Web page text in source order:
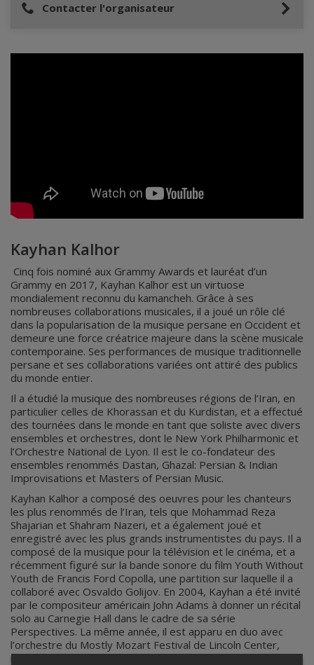
Contacter l'organisateur
Kayhan Kalhor
Cinq fois nominé aux Grammy Awards et lauréat d’un
Grammy en 2017, Kayhan Kalhor est un virtuose
mondialement reconnu du kamancheh. Grâce à ses
nombreuses collaborations musicales, il a joué un rôle clé
dans la popularisation de la musique persane en Occident et
demeure une force créatrice majeure dans la scène musicale
contemporaine. Ses performances de musique traditionnelle
persane et ses collaborations variées ont attiré des publics
du monde entier.
Il a étudié la musique des nombreuses régions de l’Iran, en
particulier celles de Khorassan et du Kurdistan, et a effectué
des tournées dans le monde en tant que soliste avec divers
ensembles et orchestres, dont le New York Philharmonic et
l’Orchestre National de Lyon. Il est le co-fondateur des
ensembles renommés Dastan, Ghazal: Persian & Indian
Improvisations et Masters of Persian Music.
Kayhan Kalhor a composé des oeuvres pour les chanteurs
les plus renommés de l’Iran, tels que Mohammad Reza
Shajarian et Shahram Nazeri, et a également joué et
enregistré avec les plus grands instrumentistes du pays. Il a
composé de la musique pour la télévision et le cinéma, et a
récemment figuré sur la bande sonore du film Youth Without
Youth de Francis Ford Copolla, une partition sur laquelle il a
collaboré avec Osvaldo Golijov. En 2004, Kayhan a été invité
par le compositeur américain John Adams à donner un récital
solo au Carnegie Hall dans le cadre de sa série
Perspectives. La même année, il est apparu en duo avec
l’orchestre du Mostly Mozart Festival de Lincoln Center,
interprétant le Requiem de Mozart. Kayhan est membre